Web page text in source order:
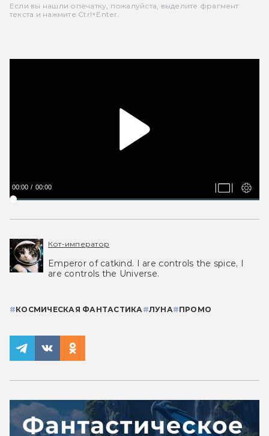
Если вы нашли опечатку, пожалуйста, выделите фрагмент
текста и нажмите Ctrl+Enter.
00:00 00:00
Кот-император
Emperor of catkind. I are controls the spice, I
are controls the Universe.
#КОСМИЧЕСКАЯ ФАНТАСТИКА #ЛУНА#ПРОМО